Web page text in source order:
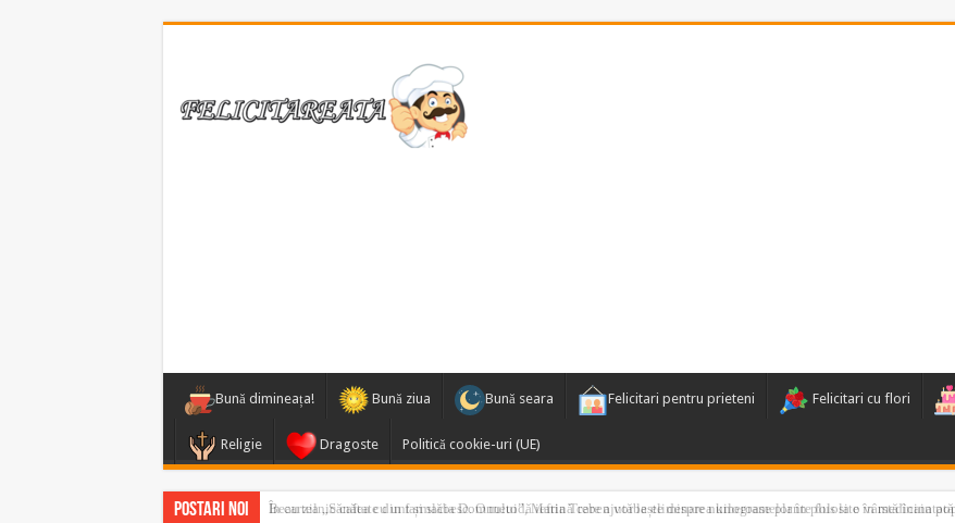
Bună dimineața! Bună ziua Bună seara Felicitari pentru prieteni Felicitari cu flori
Religie Dragoste Politică cookie-uri (UE)
Postari noi Beau zilnic cafea cu unt și slăbesc. O metodă ieftină care ajută la eliminarea kilogramelor în plus la o vârstă înaintată